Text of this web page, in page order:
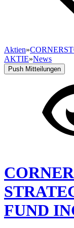
Aktien»
AKTIE»News
Push Mitteilungen
FUND